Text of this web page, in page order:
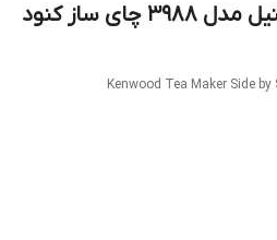
چایساز کنوود کنار همی کتری استیل مدل 3988 چای ساز کنود
Kenwood Tea Maker Side